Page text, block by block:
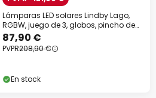
Lámparas LED solares Lindby Lago,
RGBW, juego de 3, globos, pincho de
suelo
87,90 €
PVPR208,90 €
En stock